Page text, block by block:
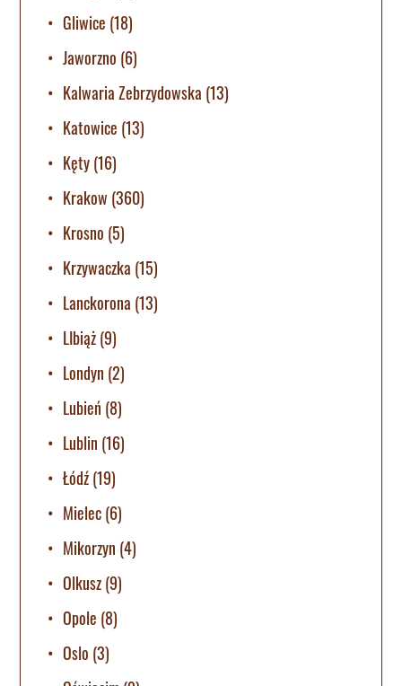
Gliwice (18)
Jaworzno (6)
Kalwaria Zebrzydowska (13)
Katowice (13)
Kęty(16)
Krakow (360)
Krosno (5)
Krzywaczka (15)
Lanckorona (13)
LIbiąż(9)
Londyn (2)
Lubień (8)
Lublin (16)
Łódź(19)
Mielec(6)
Mikorzyn (4)
Olkusz(9)
Opole (8)
Oslo (3)